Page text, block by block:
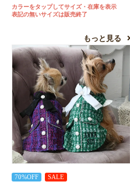
カラーをタップしてサイズ・在庫を表示
表記の無いサイズは販売終了
もっと見る
70%OFF SALE